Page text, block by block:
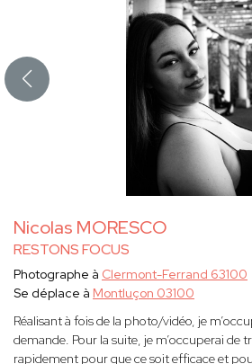
Nicolas MORESCO
RESTONS FOCUS
Photographe à Clermont-Ferrand 63100
Se déplace à Montluçon 03100
Réalisant à fois de la photo/vidéo, je
demande. Pour la suite, je m’occuperai de
rapidement pour que ce soit efficace et